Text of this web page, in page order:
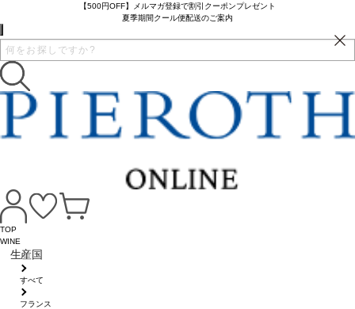
【500円OFF】メルマガ登録で割引クーポンプレゼント
夏季期間クール便配送のご案内
TOP
WINE
生産国
すべて
フランス